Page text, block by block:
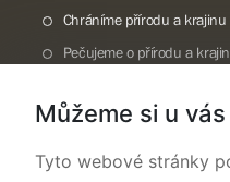
Chráníme přírodu a krajinu
Pečujeme o přírodu a
O nás
Můžeme si u
Tyto webové stránky